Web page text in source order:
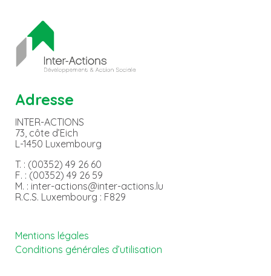
Adresse
INTER-ACTIONS
73, côte d’Eich
L-1450 Luxembourg
T. : (00352) 49 26 60
F. : (00352) 49 26 59
M. : inter-actions@inter-actions.lu
R.C.S. Luxembourg : F829
Mentions légales
Conditions générales d’utilisation